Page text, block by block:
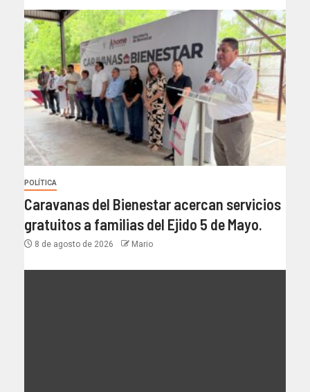
POLÍTICA
Caravanas del Bienestar acercan servicios
gratuitos a familias del Ejido 5 de Mayo.
8 de agosto de 2026 Mario